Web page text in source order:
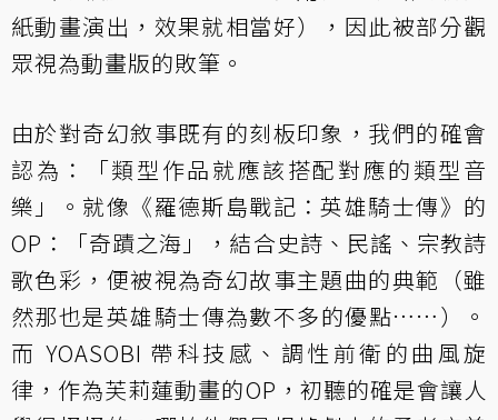
紙動畫演出，效果就相當好），因此被部分觀
眾視為動畫版的敗筆。
由於對奇幻敘事既有的刻板印象，我們的確會
認為：「類型作品就應該搭配對應的類型音
樂」。就像《羅德斯島戰記：英雄騎士傳》的
OP：「奇蹟之海」，結合史詩、民謠、宗教詩
歌色彩，便被視為奇幻故事主題曲的典範（雖
然那也是英雄騎士傳為數不多的優點……）。
而 YOASOBI 帶科技感、調性前衛的曲風旋
律，作為芙莉蓮動畫的OP，初聽的確是會讓人